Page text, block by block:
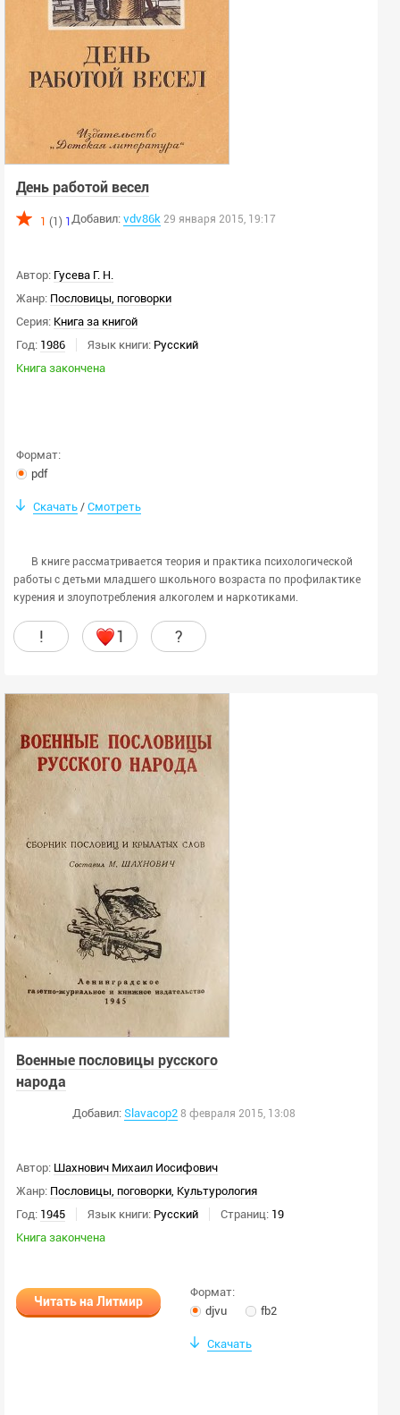
День работой весел
1 (1) 1Добавил: vdv86k 29 января 2015, 19:17
Автор: Гусева Г. Н.
Жанр: Пословицы, поговорки
Серия: Книга за книгой
Год: 1986 Язык книги: Русский
Книга закончена
Формат:
pdf
Скачать /Смотреть
В книге рассматривается теория и практика психологической
работы с детьми младшего школьного возраста по профилактике
курения и злоупотребления алкоголем и наркотиками.
! 1 ?
Военные пословицы русского
народа
Добавил: Slavacop2 8 февраля 2015, 13:08
Автор: Шахнович Михаил Иосифович
Жанр: Пословицы, поговорки, Культурология
Год: 1945 Язык книги: Русский Страниц: 19
Книга закончена
Читать на Литмир
Формат:
djvu
fb2
Скачать